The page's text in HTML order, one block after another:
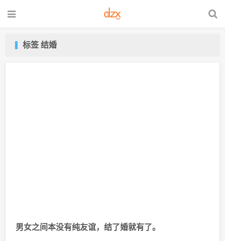
标签 结婚
男女之间本没有纯友谊，结了婚就有了。